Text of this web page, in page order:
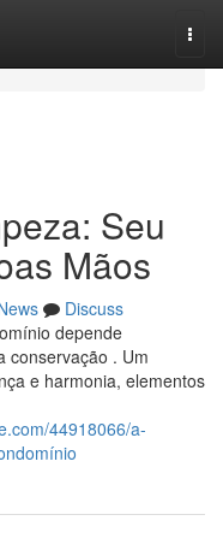
Seu
Mãos
Discuss
depende
conservação . Um
e harmonia, elementos
44918066/a-